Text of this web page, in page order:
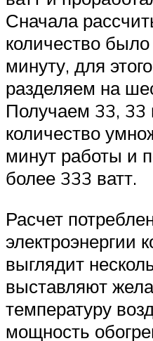
Сначала
количество
минуту, для
разделяем на
Получаем 33, 33
количество
минут работы и
более 333 ватт.
Расчет
электроэнергии
выглядит
выставляют
температуру
мощность